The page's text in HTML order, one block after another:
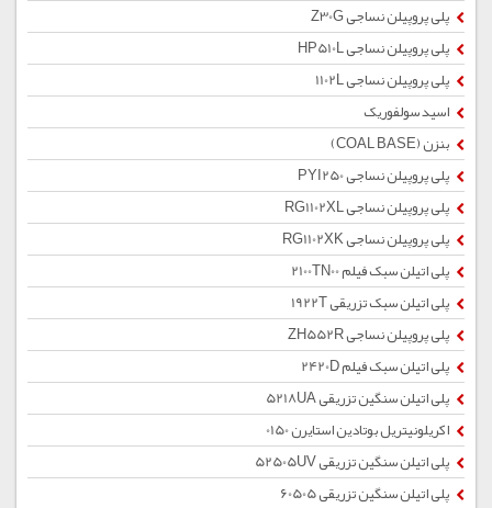
پلی پروپیلن نساجی Z30G
پلی پروپیلن نساجی HP510L
پلی پروپیلن نساجی 1102L
اسید سولفوریک
بنزن (COAL BASE)
پلی پروپیلن نساجی PYI250
پلی پروپیلن نساجی RG1102XL
پلی پروپیلن نساجی RG1102XK
پلی اتیلن سبک فیلم 2100TN00
پلی اتیلن سبک تزریقی 1922T
پلی پروپیلن نساجی ZH552R
پلی اتیلن سبک فیلم 2420D
پلی اتیلن سنگین تزریقی 5218UA
اکریلونیتریل بوتادین استایرن 0150
پلی اتیلن سنگین تزریقی 52505UV
پلی اتیلن سنگین تزریقی 60505